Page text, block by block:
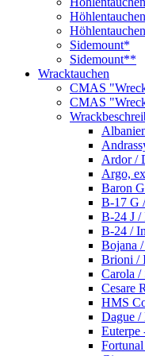
Sidemount*
Sidemount**
Wracktauchen
CMAS
CMAS
Ardor /
Argo,
Baron
B-17 G
B-24 J /
B-24 /
Bojana
Brioni /
Carola /
Cesare
HMS
Dague /
Euterpe